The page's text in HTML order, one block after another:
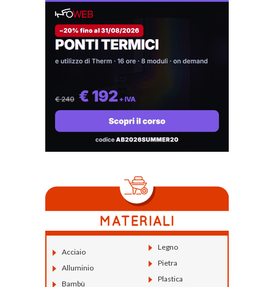
Acciaio
Alluminio
Bambù
Legno
Pietra
Plastica